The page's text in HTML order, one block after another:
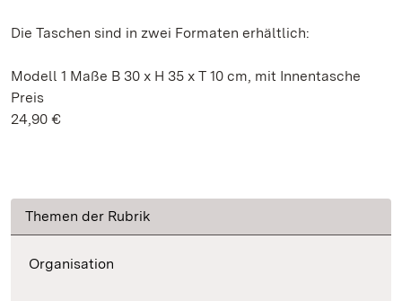
Die Taschen sind in zwei Formaten erhältlich:
Modell 1 Maße B 30 x H 35 x T 10 cm, mit Innentasche
Preis
24,90 €
Themen der Rubrik
Organisation